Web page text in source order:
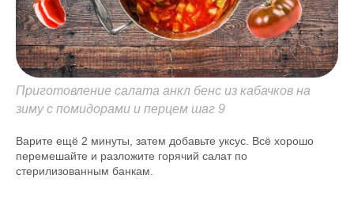
Приготовление салата анкл бенс из кабачков на
зиму с помидорами и перцем шаг 9
Варите ещё 2 минуты, затем добавьте уксус. Всё хорошо
перемешайте и разложите горячий салат по
стерилизованным банкам.